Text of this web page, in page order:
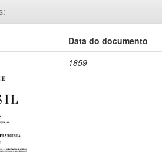
Data do documento
1859